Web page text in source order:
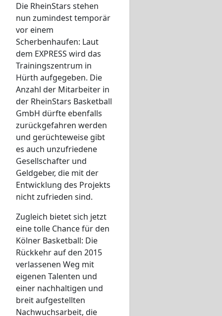
Die RheinStars stehen
nun zumindest temporär
vor einem
Scherbenhaufen: Laut
dem EXPRESS wird das
Trainingszentrum in
Hürth aufgegeben. Die
Anzahl der Mitarbeiter in
der RheinStars Basketball
GmbH dürfte ebenfalls
zurückgefahren werden
und gerüchteweise gibt
es auch unzufriedene
Gesellschafter und
Geldgeber, die mit der
Entwicklung des Projekts
nicht zufrieden sind.
Zugleich bietet sich jetzt
eine tolle Chance für den
Kölner Basketball: Die
Rückkehr auf den 2015
verlassenen Weg mit
eigenen Talenten und
einer nachhaltigen und
breit aufgestellten
Nachwuchsarbeit, die